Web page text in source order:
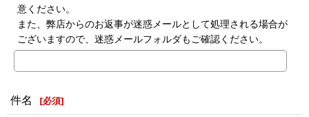
意ください。
また、弊店からのお返事が迷惑メールとして処理される場合が
ございますので、迷惑メールフォルダもご確認ください。
件名 [必須]